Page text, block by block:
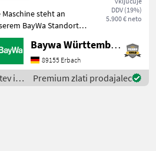
oglasi
DDV (19%)
5.900 € neto
Maschine steht an
BayWa Standort in
74336
steht
Herr Stein unter Tel.:
1610 4371 für Ihre
zur
Baywa Württemberg
89155 Erbach
in
/
Premium zlati prodajalec